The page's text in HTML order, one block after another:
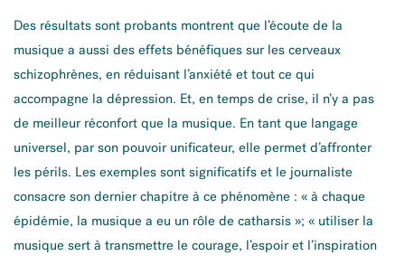
Des résultats sont probants montrent que l’écoute de la
musique a aussi des effets bénéfiques sur les cerveaux
schizophrènes, en réduisant l’anxiété et tout ce qui
accompagne la dépression. Et, en temps de crise, il n’y a pas
de meilleur réconfort que la musique. En tant que langage
universel, par son pouvoir unificateur, elle permet d’affronter
les périls. Les exemples sont significatifs et le journaliste
consacre son dernier chapitre à ce phénomène : « à chaque
épidémie, la musique a eu un rôle de catharsis »; « utiliser la
musique sert à transmettre le courage, l’espoir et l’inspiration